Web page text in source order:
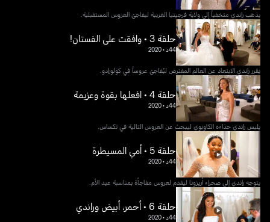
يذهب راندي متخفياً إلى ولاية فرجينيا الغربية ليفاجئ العروس المستقبلية.
حلقة 3 • وافقت على الفستان!
44د •
2020
يقرر راندي الابتعاد عن العالم المفترض ليُفاجئ عروساً في كولورادو.
حلقة 4 • افعلها بقوة وعزيمة
44د •
2020
يلبس راندي حذاءه الكاوبوي ليبحث عن العروس التالية في تكساس.
حلقة 5 • أمي المسيطرة
44د •
2020
يتوجه راندي إلى صحراء أريزونا ليقدم لعروس مفاجأة بمناسبة عيد الأم.
حلقة 6 • أحمر، أبيض وراندي
44د •
2020